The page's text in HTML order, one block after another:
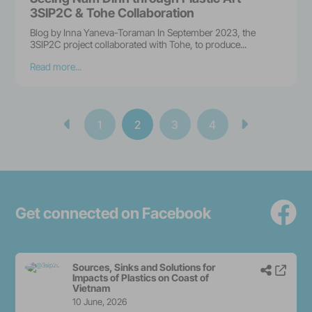
3SIP2C & Tohe Collaboration
Blog by Inna Yaneva-Toraman In September 2023, the
3SIP2C project collaborated with Tohe, to produce...
Read more...
1 2 3 4
Get connected on Facebook
Sources, Sinks and Solutions for
Impacts of Plastics on Coast of
Vietnam
10 June, 2026
Share